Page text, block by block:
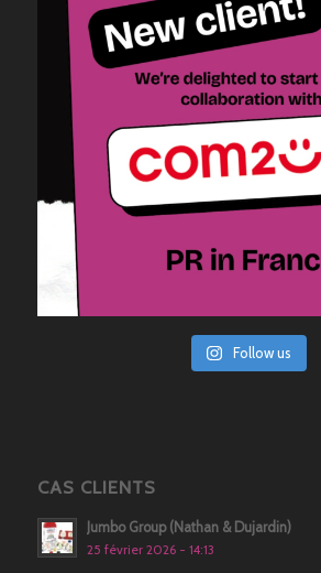
Follow us
CAS CLIENTS
Jumbo Group (Nathan & Dujardin)
25 février 2026 - 14:13